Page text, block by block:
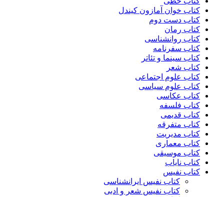
کتاب خوان آمازون کیندل
کتاب دست دوم
کتاب رمان
کتاب روانشناسی
کتاب سفرنامه
کتاب سینما و تئاتر
کتاب شعر
کتاب علوم اجتماعی
کتاب علوم سیاسی
کتاب عکاسی
کتاب فلسفه
کتاب قدیمی
کتاب متفرقه
کتاب مدیریت
کتاب معماری
کتاب موسیقی
کتاب نایاب
کتاب نفیس
کتاب نفیس ایرانشناسی
کتاب نفیس شعر و ادبی